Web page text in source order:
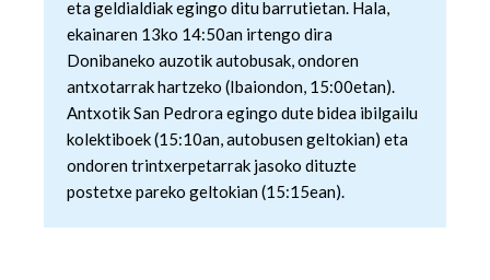
eta geldialdiak egingo ditu barrutietan. Hala,
ekainaren 13ko 14:50an irtengo dira
Donibaneko auzotik autobusak, ondoren
antxotarrak hartzeko (Ibaiondon, 15:00etan).
Antxotik San Pedrora egingo dute bidea ibilgailu
kolektiboek (15:10an, autobusen geltokian) eta
ondoren trintxerpetarrak jasoko dituzte
postetxe pareko geltokian (15:15ean).